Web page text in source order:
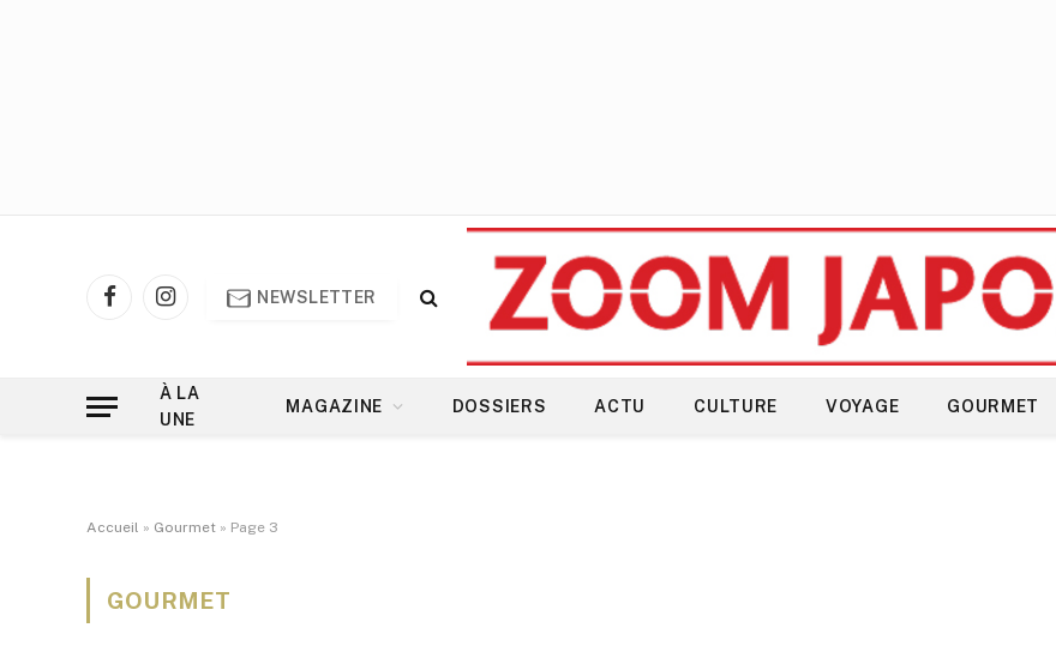
FacebookInstagram
NEWSLETTER
À LA
UNE
MAGAZINE DOSSIERS ACTU CULTURE VOYAGE GOURMET
Accueil » Gourmet » Page 3
GOURMET